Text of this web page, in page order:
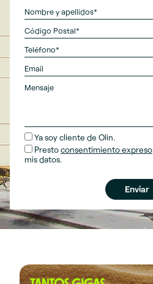
Ya soy cliente de Olin.
Prestoconsentimiento expreso
mis datos.